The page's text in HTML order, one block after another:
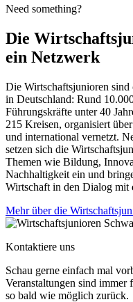
Need something?
Die
ein Netzwerk
Die Wirtschaftsjunioren
in Deutschland: Rund
Führungskräfte unter 40
215 Kreisen, organisiert
und international vernetzt.
setzen sich die
Themen wie Bildung,
Nachhaltigkeit ein und
Wirtschaft in den Dialog mit
Mehr über die
Kontaktiere uns
Schau gerne einfach mal
Veranstaltungen sind immer
so bald wie möglich zurück.